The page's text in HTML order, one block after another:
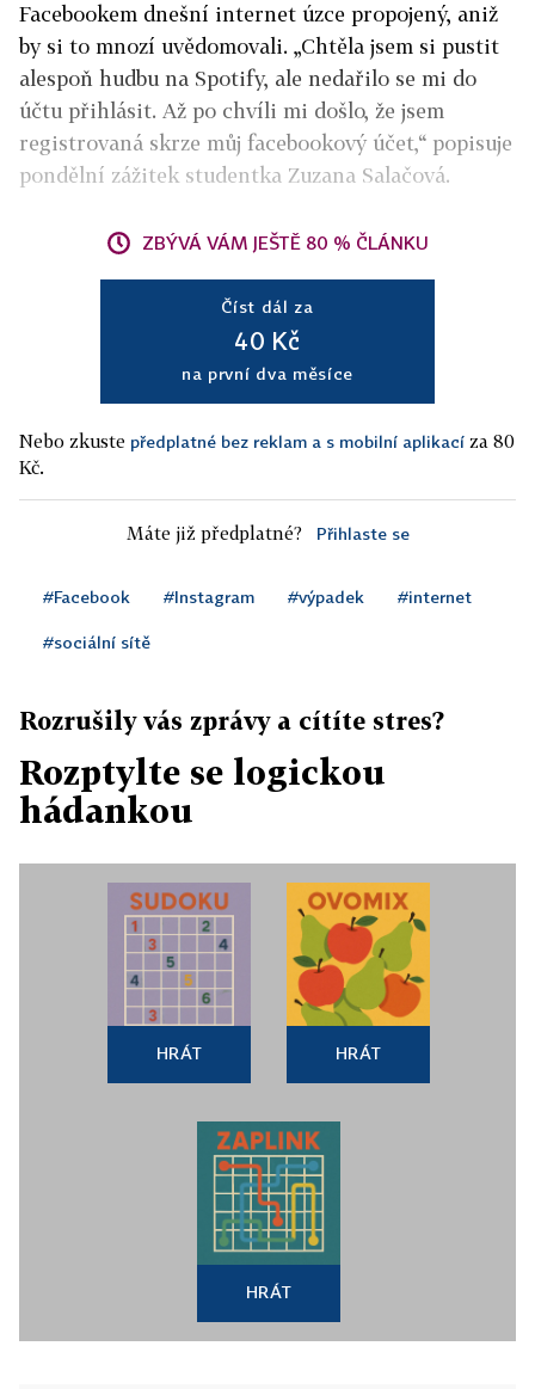
Facebookem dnešní internet úzce propojený, aniž
by si to mnozí uvědomovali. „Chtěla jsem si pustit
alespoň hudbu na Spotify, ale nedařilo se mi do
účtu přihlásit. Až po chvíli mi došlo, že jsem
registrovaná skrze můj facebookový účet,“ popisuje
pondělní zážitek studentka Zuzana Salačová.
ZBÝVÁ VÁM JEŠTĚ 80 % ČLÁNKU
Číst dál za
40 Kč
na první dva měsíce
Nebo zkuste předplatné bez reklam a s mobilní aplikací za 80
Kč.
Máte již předplatné? Přihlaste se
#Facebook #Instagram #výpadek #internet
#sociální sítě
Rozrušily vás zprávy a cítíte stres?
Rozptylte se logickou
hádankou
HRÁT HRÁT
HRÁT